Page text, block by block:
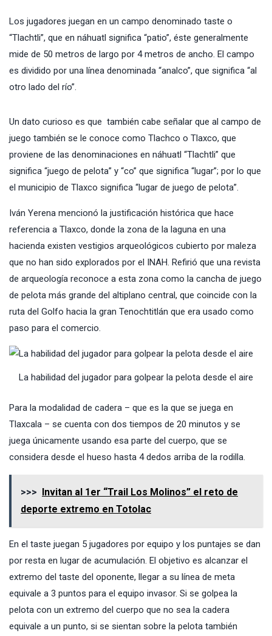
Los jugadores juegan en un campo denominado taste o
“Tlachtli”, que en náhuatl significa “patio”, éste generalmente
mide de 50 metros de largo por 4 metros de ancho. El campo
es dividido por una línea denominada “analco”, que significa “al
otro lado del río”.
Un dato curioso es que también cabe señalar que al campo de
juego también se le conoce como Tlachco o Tlaxco, que
proviene de las denominaciones en náhuatl “Tlachtli” que
significa “juego de pelota” y “co” que significa “lugar”; por lo que
el municipio de Tlaxco significa “lugar de juego de pelota”.
Iván Yerena mencionó la justificación histórica que hace
referencia a Tlaxco, donde la zona de la laguna en una
hacienda existen vestigios arqueológicos cubierto por maleza
que no han sido explorados por el INAH. Refirió que una revista
de arqueología reconoce a esta zona como la cancha de juego
de pelota más grande del altiplano central, que coincide con la
ruta del Golfo hacia la gran Tenochtitlán que era usado como
paso para el comercio.
La habilidad del jugador para golpear la pelota desde el aire
Para la modalidad de cadera – que es la que se juega en
Tlaxcala – se cuenta con dos tiempos de 20 minutos y se
juega únicamente usando esa parte del cuerpo, que se
considera desde el hueso hasta 4 dedos arriba de la rodilla.
>>> Invitan al 1er “Trail Los Molinos” el reto de
deporte extremo en Totolac
En el taste juegan 5 jugadores por equipo y los puntajes se dan
por resta en lugar de acumulación. El objetivo es alcanzar el
extremo del taste del oponente, llegar a su línea de meta
equivale a 3 puntos para el equipo invasor. Si se golpea la
pelota con un extremo del cuerpo que no sea la cadera
equivale a un punto, si se sientan sobre la pelota también